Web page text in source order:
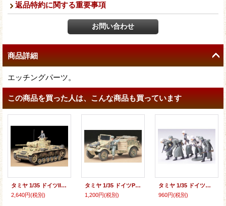
返品特約に関する重要事項
商品詳細
エッチングパーツ。
この商品を買った人は、こんな商品も買っています
タミヤ 1/35 ドイツIII号戦車L型
2,640円(税別)
タミヤ 1/35 ドイツPkw.K1キューベルワーゲン82型
1,200円(税別)
タミヤ 1/35 ドイツ冬季装備歩兵進撃セット 【プラモデル】
960円(税別)